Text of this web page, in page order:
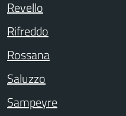
Revello
Rifreddo
Rossana
Saluzzo
Sampeyre